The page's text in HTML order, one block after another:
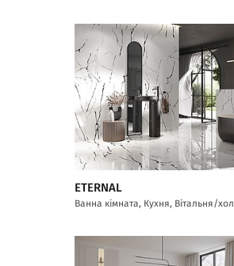
ETERNAL
Ванна кімната, Кухня, Вітальня/хол